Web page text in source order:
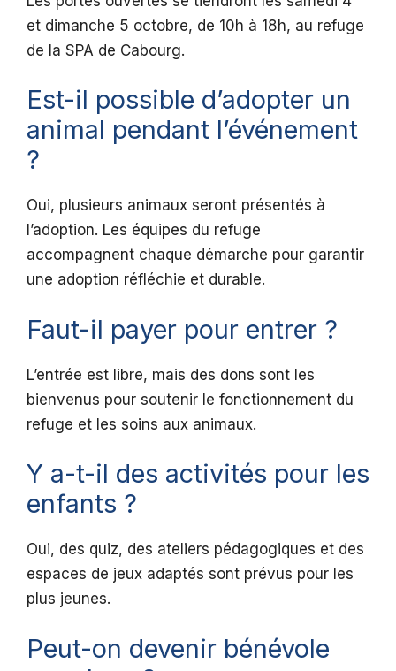
et dimanche 5 octobre, de 10h à 18h, au refuge
de la SPA de Cabourg.
Est-il possible d’adopter un
animal pendant l’événement
?
Oui, plusieurs animaux seront présentés à
l’adoption. Les équipes du refuge
accompagnent chaque démarche pour garantir
une adoption réfléchie et durable.
Faut-il payer pour entrer ?
L’entrée est libre, mais des dons sont les
bienvenus pour soutenir le fonctionnement du
refuge et les soins aux animaux.
Y a-t-il des activités pour les
enfants ?
Oui, des quiz, des ateliers pédagogiques et des
espaces de jeux adaptés sont prévus pour les
plus jeunes.
Peut-on devenir bénévole